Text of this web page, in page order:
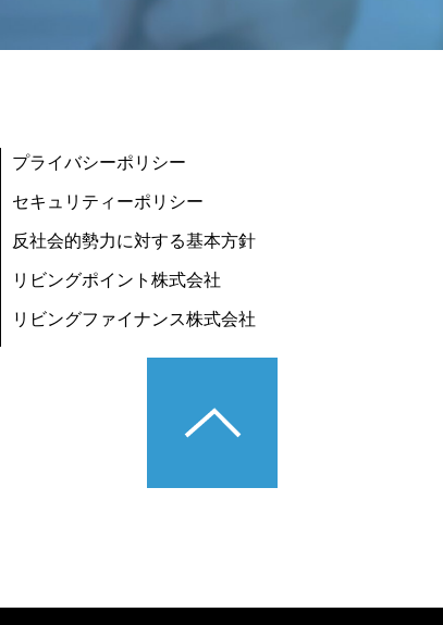
プライバシーポリシー
セキュリティーポリシー
反社会的勢力に対する基本方針
リビングポイント株式会社
リビングファイナンス株式会社